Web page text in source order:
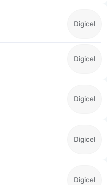
Digicel
Digicel
Digicel
Digicel
Digicel